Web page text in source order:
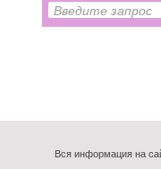
Вся информация на